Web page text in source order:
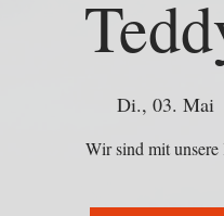
Di., 03. Mai
Wir sind mit